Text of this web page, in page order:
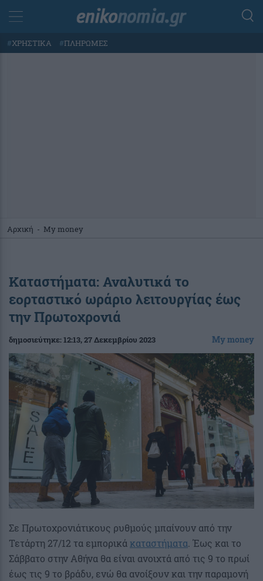
#ΧΡΗΣΤΙΚΑ #ΠΛΗΡΩΜΕΣ
Αρχική - My money
Καταστήματα: Αναλυτικά το
εορταστικό ωράριο λειτουργίας έως
την Πρωτοχρονιά
δημοσιεύτηκε:12:13, 27 Δεκεμβρίου 2023 My money
Σε Πρωτοχρονιάτικους ρυθμούς μπαίνουν από την
Τετάρτη 27/12 τα εμπορικάκαταστήματα. Έως και το
Σάββατο στην Αθήνα θα είναι ανοιχτά από τις 9 το πρωί
έως τις 9 το βράδυ, ενώ θα ανοίξουν και την παραμονή